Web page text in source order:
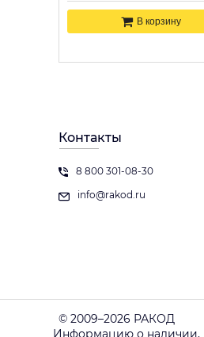
В корзину
Контакты
8 800 301-08-30
info@rakod.ru
© 2009–2026 РАКОД